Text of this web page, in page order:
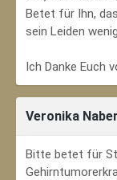
Betet für Ihn,
sein Leiden
Ich Danke Euch
Veronika Naber
Bitte betet für